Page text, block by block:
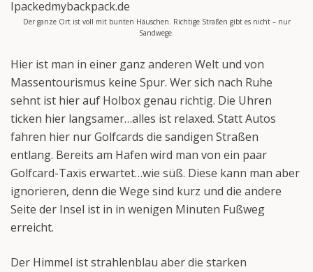
Der ganze Ort ist voll mit bunten Häuschen. Richtige Straßen gibt es nicht – nur
Sandwege.
Hier ist man in einer ganz anderen Welt und von
Massentourismus keine Spur. Wer sich nach Ruhe
sehnt ist hier auf Holbox genau richtig. Die Uhren
ticken hier langsamer…alles ist relaxed. Statt Autos
fahren hier nur Golfcards die sandigen Straßen
entlang. Bereits am Hafen wird man von ein paar
Golfcard-Taxis erwartet…wie süß. Diese kann man aber
ignorieren, denn die Wege sind kurz und die andere
Seite der Insel ist in in wenigen Minuten Fußweg
erreicht.
Der Himmel ist strahlenblau aber die starken